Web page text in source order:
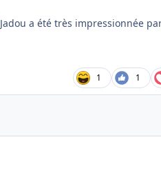
Jadou a été très impressionnée
1 1